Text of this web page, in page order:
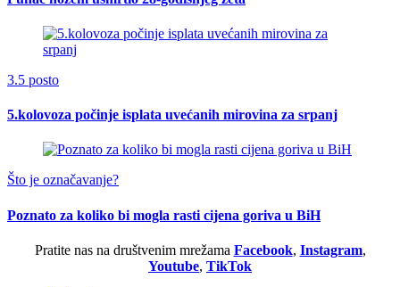
3.5 posto
5.kolovoza počinje isplata uvećanih mirovina za srpanj
Što je označavanje?
Poznato za koliko bi mogla rasti cijena goriva u BiH
Pratite nas na društvenim mrežama Facebook, Instagram,
Youtube, TikTok